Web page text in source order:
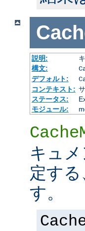
説明:
構文:
デフォルト:
コンテキスト:
ステータス:
モジュール:
キュ
定す
す。